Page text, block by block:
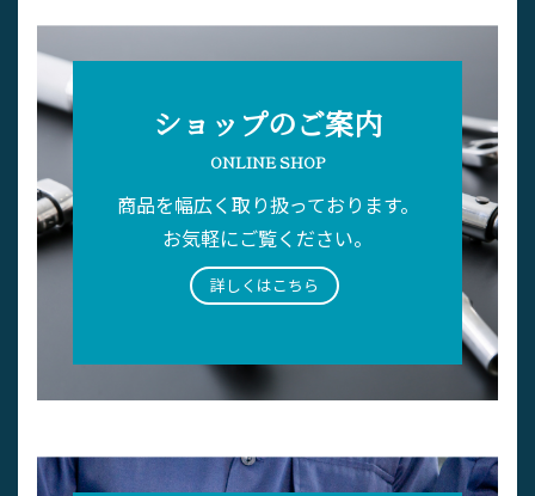
ショップのご案内
ONLINE SHOP
商品を幅広く取り扱っております。
お気軽にご覧ください。
詳しくはこちら